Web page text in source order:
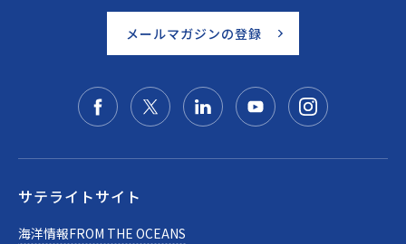
メールマガジンの登録
サテライトサイト
海洋情報FROM THE OCEANS